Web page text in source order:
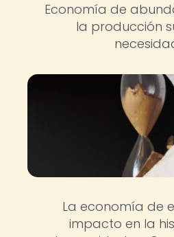
Economía de
la producción
La economía de
impacto en la